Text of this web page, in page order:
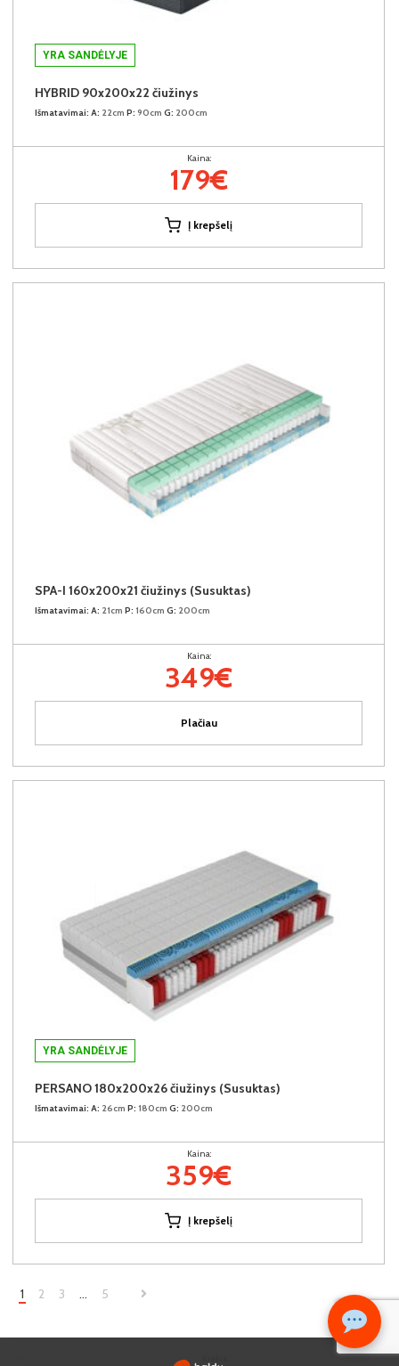
YRA SANDĖLYJE
HYBRID 90x200x22 čiužinys
Išmatavimai: A: 22cm P: 90cm G: 200cm
Kaina:
179€
Į krepšelį
SPA-I 160x200x21 čiužinys (Susuktas)
Išmatavimai: A: 21cm P: 160cm G: 200cm
Kaina:
349€
Plačiau
YRA SANDĖLYJE
PERSANO 180x200x26 čiužinys (Susuktas)
Išmatavimai: A: 26cm P: 180cm G: 200cm
Kaina:
359€
Į krepšelį
1 2 3 … 5